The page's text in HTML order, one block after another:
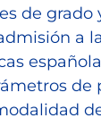
de grado
a
de